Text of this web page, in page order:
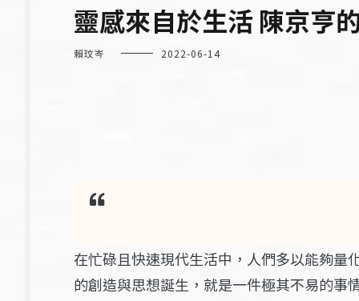
靈感來自於生活 陳京亨
賴玟岑 2022-06-14
在忙碌且快速現代生活中，人們多以能夠量
的創造與思想誕生，就是一件極其不易的事